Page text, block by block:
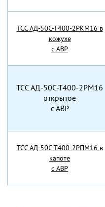
TCC АД-50С-Т400-2РКМ16 в
кожухе
с АВР
TCC АД-50С-Т400-2РМ16
открытое
с АВР
TCC АД-50С-Т400-2РПМ16 в
капоте
с АВР